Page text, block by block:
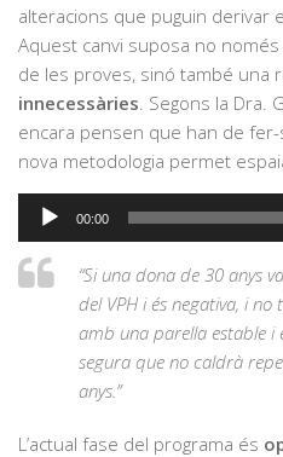
alteracions que puguin derivar
Aquest canvi suposa no
de les proves, sinó també una
innecessàries . Segons la
encara pensen que han de
nova metodologia permet
Reproductor
00:00
“Si una dona de 30 anys
del VPH i és negativa, i no
amb una parella estable
segura que no caldrà
anys.”
L’actual fase del programa és